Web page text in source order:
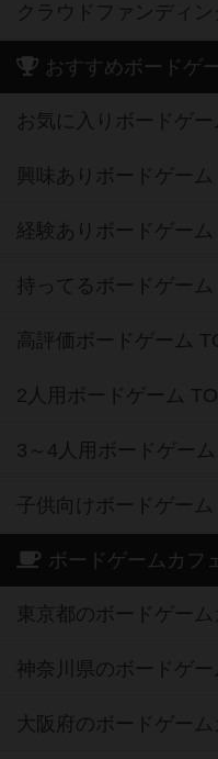
クラウドファンディ
おすすめボードゲ
お気に入りボードゲ
興味ありボードゲー
経験ありボードゲー
持ってるボードゲー
高評価ボードゲーム
2人用ボードゲーム
3～4人用ボードゲー
子供向けボードゲー
ボードゲームカフ
東京都のボードゲーム
神奈川県のボードゲー
大阪府のボードゲーム